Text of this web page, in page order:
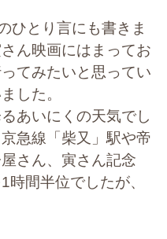
ひとり言にも書きま
ん映画にはまってお
てみたいと思ってい
した。
あいにくの天気でし
急線「柴又」駅や帝
さん、寅さん記念
間半位でしたが、
用の目安
績一覧
お客様の声
くあるご質問
用情報・パートナー募集